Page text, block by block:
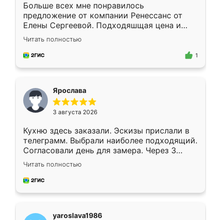
Больше всех мне понравилось
предложение от компании Ренессанс от
Елены Сергеевой. Подходяшщая цена и
короткие сроки изготовления. Приехавший
для замера сотрудник Владислав
предложил по моему эскизу самый
Читать полностью
1
Ярослава
3 августа 2026
Кухню здесь заказали. Эскизы прислали в
телеграмм. Выбрали наиболее подходящий.
Согласовали день для замера. Через 3
недели кухня была уже готова. Остались
довольны работой. Спасибо Ренессанс
мебель за качественную работу!
Читать полностью
yaroslava1986